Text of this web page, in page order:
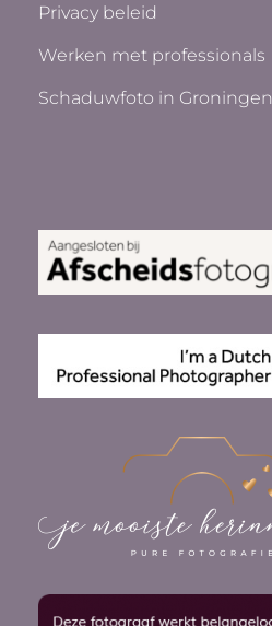
Privacy beleid
Werken met professionals
Schaduwfoto in Groningen